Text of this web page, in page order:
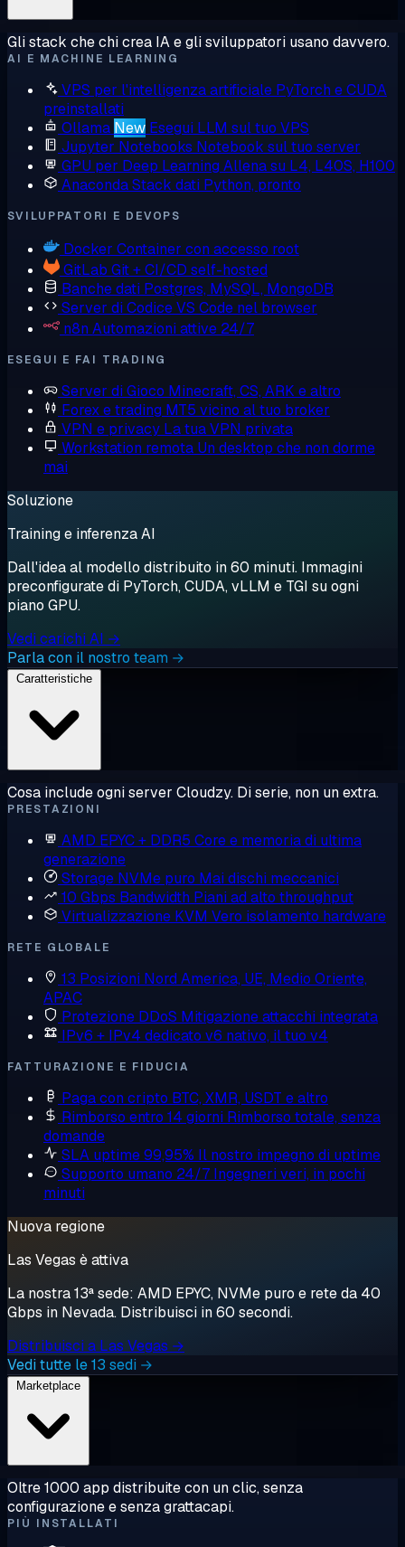
Gli stack che chi crea IA e gli sviluppatori usano davvero.
AI E MACHINE LEARNING
VPS per l'intelligenza artificiale PyTorch e CUDA
preinstallati
Ollama New Esegui LLM sul tuo VPS
Jupyter Notebooks Notebook sul tuo server
GPU per Deep Learning Allena su L4, L40S, H100
AnacondaStack dati Python, pronto
SVILUPPATORI E DEVOPS
Docker Container con accesso root
GitLab Git + CI/CD self-hosted
Banche dati Postgres, MySQL, MongoDB
Server di CodiceVS Code nel browser
n8n Automazioni attive 24/7
ESEGUI E FAI TRADING
Server di Gioco Minecraft, CS, ARK e altro
Forex e trading MT5 vicino al tuo broker
VPN e privacy La tua VPN privata
Workstation remota Un desktop che non dorme
mai
Soluzione
Training e inferenza AI
Dall'idea al modello distribuito in 60 minuti. Immagini
preconfigurate di PyTorch, CUDA, vLLM e TGI su ogni
piano GPU.
Vedi carichi AI →
Parla con il nostro team →
Cosa include ogni server Cloudzy. Di serie, non un extra.
PRESTAZIONI
AMD EPYC + DDR5 Core e memoria di ultima
generazione
Storage NVMe puro Mai dischi meccanici
10 Gbps Bandwidth Piani ad alto throughput
Virtualizzazione KVM Vero isolamento hardware
RETE GLOBALE
13 Posizioni Nord America, UE, Medio Oriente,
APAC
Protezione DDoS Mitigazione attacchi integrata
IPv6 + IPv4 dedicato v6 nativo, il tuo v4
FATTURAZIONE E FIDUCIA
Paga con cripto BTC, XMR, USDT e altro
Rimborso entro 14 giorni Rimborso totale, senza
domande
SLA uptime 99,95% Il nostro impegno di uptime
Supporto umano 24/7 Ingegneri veri, in pochi
minuti
Nuova regione
Las Vegas è attiva
La nostra 13ª sede: AMD EPYC, NVMe puro e rete da 40
Gbps in Nevada. Distribuisci in 60 secondi.
Distribuisci a Las Vegas →
Vedi tutte le 13 sedi →
Oltre 1000 app distribuite con un clic, senza
configurazione e senza grattacapi.
PIÙ INSTALLATI